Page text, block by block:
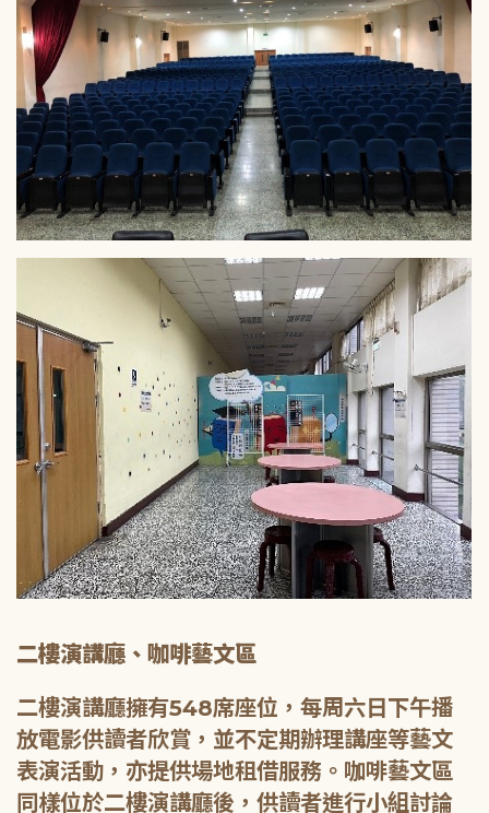
二樓演講廳、咖啡藝文區
二樓演講廳擁有548席座位，每周六日下午播
放電影供讀者欣賞，並不定期辦理講座等藝文
表演活動，亦提供場地租借服務。咖啡藝文區
同樣位於二樓演講廳後，供讀者進行小組討論